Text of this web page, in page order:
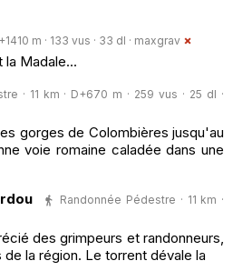
m · 133 vus · 33 dl · maxgrav
Madale...
· 11 km · D+670 m · 259 vus · 25 dl ·
gorges de Colombières jusqu'au
voie romaine caladée dans une
Randonnée Pédestre · 11 km ·
des grimpeurs et randonneurs,
la région. Le torrent dévale la